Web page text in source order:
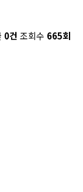
0건 조회수 665회